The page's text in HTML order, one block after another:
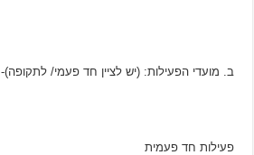
ב. מועדי הפעילות: (יש לציין חד פעמי/ לתקופה)-
פעילות חד פעמית